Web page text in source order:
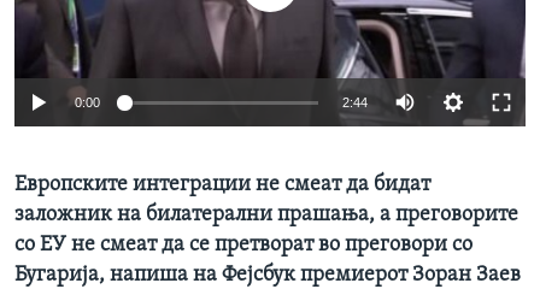
ИНТЕРВЈУА
Јазици
0:00 2:44
Европските интеграции не смеат да бидат
заложник на билатерални прашања, а преговорите
со ЕУ не смеат да се претворат во преговори со
Бугарија, напиша на Фејсбук премиерот Зоран Заев